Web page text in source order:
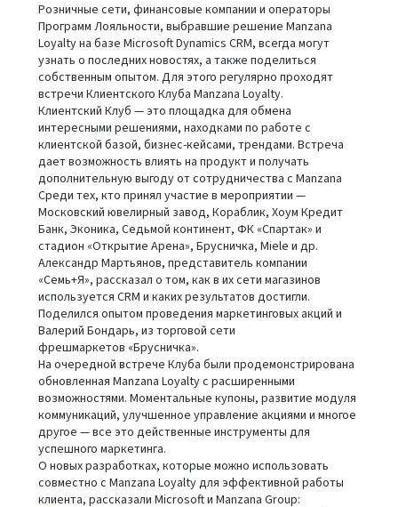
Розничные сети, финансовые компании и операторы
Программ Лояльности, выбравшие решение Manzana
Loyalty на базе Microsoft Dynamics CRM, всегда могут
узнать о последних новостях, а также поделиться
собственным опытом. Для этого регулярно проходят
встречи Клиентского Клуба Manzana Loyalty.
Клиентский Клуб — это площадка для обмена
интересными решениями, находками по работе с
клиентской базой, бизнес-кейсами, трендами. Встреча
дает возможность влиять на продукт и получать
дополнительную выгоду от сотрудничества с Manzana
Среди тех, кто принял участие в мероприятии —
Московский ювелирный завод, Кораблик, Хоум Кредит
Банк, Эконика, Седьмой континент, ФК «Спартак» и
стадион «Открытие Арена», Брусничка, Miele и др.
Александр Мартьянов, представитель компании
«Семь+Я», рассказал о том, как в их сети магазинов
используется CRM и каких результатов достигли.
Поделился опытом проведения маркетинговых акций и
Валерий Бондарь, из торговой сети
фрешмаркетов «Брусничка».
На очередной встрече Клуба были продемонстрирована
обновленная Manzana Loyalty с расширенными
возможностями. Моментальные купоны, развитие модуля
коммуникаций, улучшенное управление акциями и многое
другое — все это действенные инструменты для
успешного маркетинга.
О новых разработках, которые можно использовать
совместно с Manzana Loyalty для эффективной работы
клиента, рассказали Microsoft и Manzana Group: